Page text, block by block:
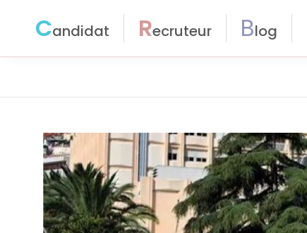
Candidat Recruteur Blog